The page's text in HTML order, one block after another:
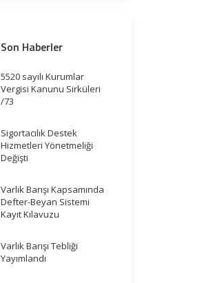
Son Haberler
5520 sayılı Kurumlar
Vergisi Kanunu Sirküleri
/73
Sigortacılık Destek
Hizmetleri Yönetmeliği
Değişti
Varlık Barışı Kapsamında
Defter-Beyan Sistemi
Kayıt Kılavuzu
Varlık Barışı Tebliği
Yayımlandı